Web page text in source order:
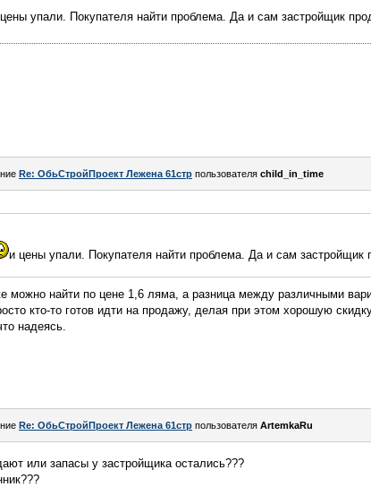
упали. Покупателя найти проблема. Да и сам застройщик
Re: ОбьСтройПроект Лежена 61стр пользователя child_in_time
и цены упали. Покупателя найти проблема. Да и сам застройщик
найти по цене 1,6 ляма, а разница между различными
кто-то готов идти на продажу, делая при этом хорошую
надеясь.
Re: ОбьСтройПроект Лежена 61стр пользователя ArtemkaRu
или запасы у застройщика остались???